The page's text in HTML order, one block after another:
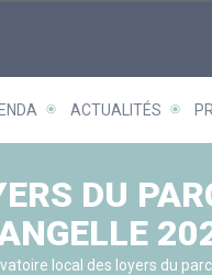
ACTUALITÉS
DU
local des loyers du